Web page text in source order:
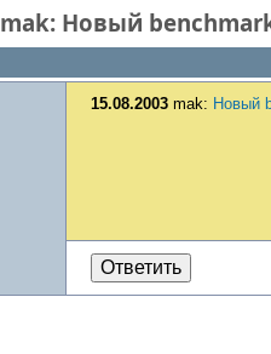
mak: Новый
15.08.2003 mak: Новый
Ответить